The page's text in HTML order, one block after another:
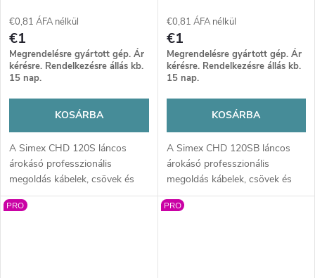
€0,81 ÁFA nélkül
€1
Megrendelésre gyártott gép. Ár
kérésre. Rendelkezésre állás kb.
15 nap.
KOSÁRBA
A Simex CHD 120S láncos
árokásó professzionális
megoldás kábelek, csövek és
öntözőrendszerek gyors és
pontos árkolásához. Akár 1200
€0,81 ÁFA nélkül
€1
Megrendelésre gyártott gép. Ár
kérésre. Rendelkezésre állás kb.
15 nap.
KOSÁRBA
A Simex CHD 120SB láncos
árokásó professzionális
megoldás kábelek, csövek és
öntözőrendszerek gyors és
pontos árkolásához. Masszív
PRO PRO